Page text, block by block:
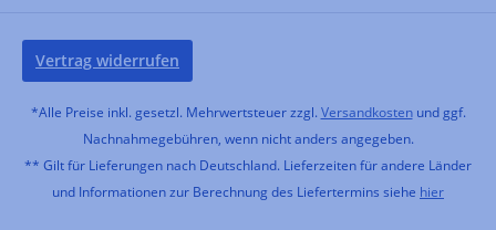
Vertrag widerrufen
*Alle Preise inkl. gesetzl. Mehrwertsteuer zzgl. Versandkostenund ggf.
Nachnahmegebühren, wenn nicht anders angegeben.
** Gilt für Lieferungen nach Deutschland. Lieferzeiten für andere Länder
und Informationen zur Berechnung des Liefertermins siehe hier